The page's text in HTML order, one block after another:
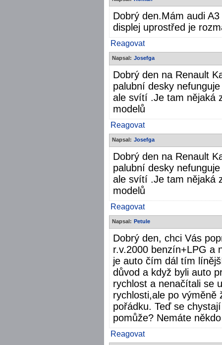
Dobrý den.Mám audi
displej uprostřed je
Reagovat
Napsal: Josefga
Dobrý den na Renault
palubní desky
ale svítí .Je tam nějaká
modelů
Reagovat
Napsal: Josefga
Dobrý den na Renault
palubní desky
ale svítí .Je tam nějaká
modelů
Reagovat
Napsal: Petule
Dobrý den, chci Vás
r.v.2000 benzín+LPG a
je auto čím dál tím
důvod a když byli auto
rychlost a nenačítali se
rychlosti,ale po výměně
pořádku. Teď se
pomůže? Nemáte
Reagovat